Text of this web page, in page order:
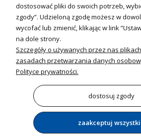
Zlewozmywaki
Baterie kuchenne
Młynki do odpadów
Wentylacja i Informacje
Wentylatory
dostosować pliki do swoich potrzeb,
zgody”. Udzieloną zgodę możesz w
wycofać lub zmienić, klikając w link
na dole strony.
Szczegóły o używanych przez nas
zasadach przetwarzania danych
Polityce prywatności.
dostosuj zgody
zaakceptuj